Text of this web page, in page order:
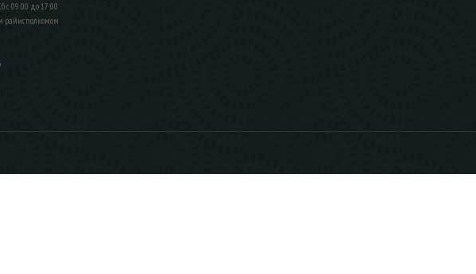
c 09:00 до 17:00
райисполкомом